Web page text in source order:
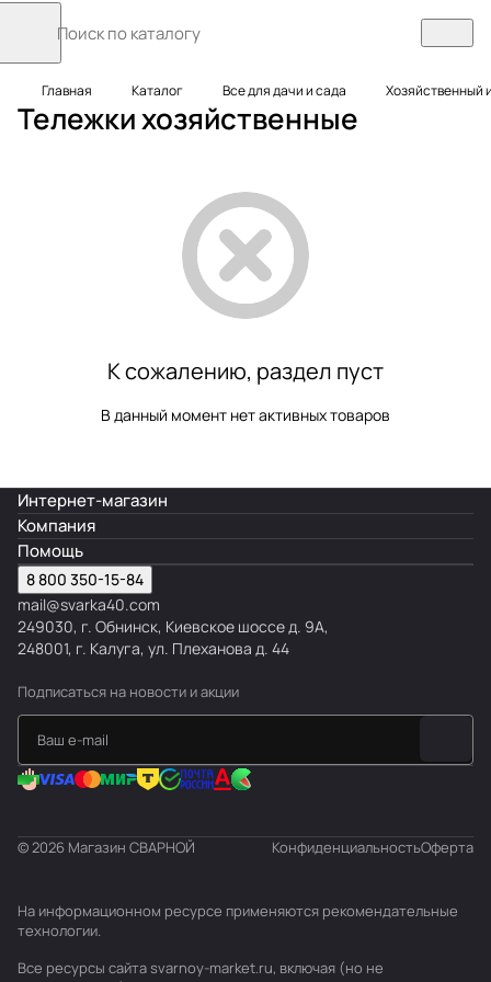
Главная Каталог Все для дачи и сада Хозяйственный
Тележки хозяйственные
К сожалению, раздел пуст
В данный момент нет активных товаров
Интернет-магазин
Компания
Помощь
8 800 350-15-84
mail@svarka40.com
249030, г. Обнинск, Киевское шоссе д. 9А,
248001, г. Калуга, ул. Плеханова д. 44
Подписаться на новости и акции
© 2026 Магазин СВАРНОЙ КонфиденциальностьОферта
На информационном ресурсе применяются рекомендательные
технологии.
Все ресурсы сайта svarnoy-market.ru, включая (но не